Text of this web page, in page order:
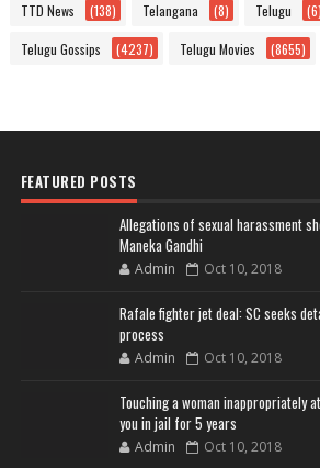
TTD News (138) Telangana (8) Telugu (6)
Telugu Gossips (4237) Telugu Movies (8655)
FEATURED POSTS
Allegations of sexual harassment
Maneka Gandhi
Admin Oct 10, 2018
Rafale fighter jet deal: SC seeks
process
Admin Oct 10, 2018
Touching a woman inappropriately
you in jail for 5 years
Admin Oct 10, 2018